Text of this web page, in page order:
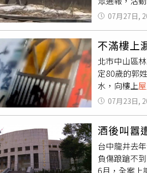
就看後續所
電收益，還
1、2萬元，
天社區因每
維護管理的
南部有許多
物。（示意
一張建照，
空間，能依
估若在日照
屋頂上安裝
收益根本不
業者大多都
板就是一項
的」，希望
險管理考量
群，希望降
惡意租客後
重要參考指
租，也能降
租金補貼作
釐清財產天
面並理性
想用被戴綠
下去了」。
向，同時期
的每一封私
26日下午約3
著建築物外
息，肚子餓
相關人員前
醉槍，就會
到體力透支
潮附近活動
紅外線監控
眾，獼猴雖
發生危險。
07月27日,
不滿樓上
北市中山區
定80歲的郭
水，向樓上
男一氣之下
監視器畫面
財物之行為
07月23日,
酒後叫囂
台中龍井去
負傷踉蹌不